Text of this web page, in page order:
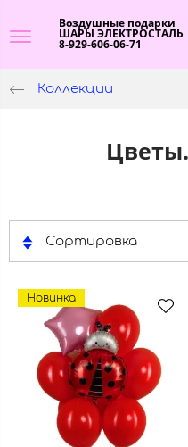
Воздушные подарки
ШАРЫ ЭЛЕКТРОСТАЛЬ
8-929-606-06-71
Коллекции
Сортировка
Новинка